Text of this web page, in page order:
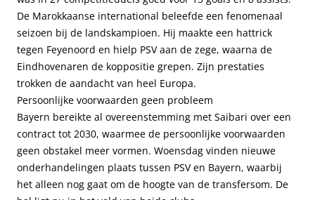
De Marokkaanse international beleefde een fenomenaal
seizoen bij de landskampioen. Hij maakte een hattrick
tegen Feyenoord en hielp PSV aan de zege, waarna de
Eindhovenaren de koppositie grepen. Zijn prestaties
trokken de aandacht van heel Europa.
Persoonlijke voorwaarden geen probleem
Bayern bereikte al overeenstemming met Saibari over een
contract tot 2030, waarmee de persoonlijke voorwaarden
geen obstakel meer vormen. Woensdag vinden nieuwe
onderhandelingen plaats tussen PSV en Bayern, waarbij
het alleen nog gaat om de hoogte van de transfersom. De